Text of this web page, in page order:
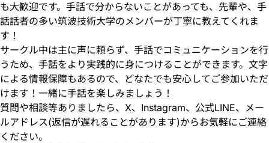
も大歓迎です。手話で分からないことがあっても、先輩や、手
話話者の多い筑波技術大学のメンバーが丁寧に教えてくれま
す！
サークル中は主に声に頼らず、手話でコミュニケーションを行
うため、手話をより実践的に身につけることができます。文字
による情報保障もあるので、どなたでも安心してご参加いただ
けます！一緒に手話を楽しみましょう！
質問や相談等ありましたら、X、Instagram、公式LINE、メー
ルアドレス(返信が遅れることがあります)からお気軽にご連絡
ください。